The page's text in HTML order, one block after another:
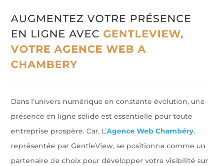
AUGMENTEZ VOTRE PRÉSENCE
EN LIGNE AVECGENTLEVIEW,
VOTRE AGENCE WEB A
CHAMBERY
Dans l’univers numérique en constante évolution, une
présence en ligne solide est essentielle pour toute
entreprise prospère. Car, L’Agence Web Chambéry,
représentée par GentleView, se positionne comme un
partenaire de choix pour développer votre visibilité sur